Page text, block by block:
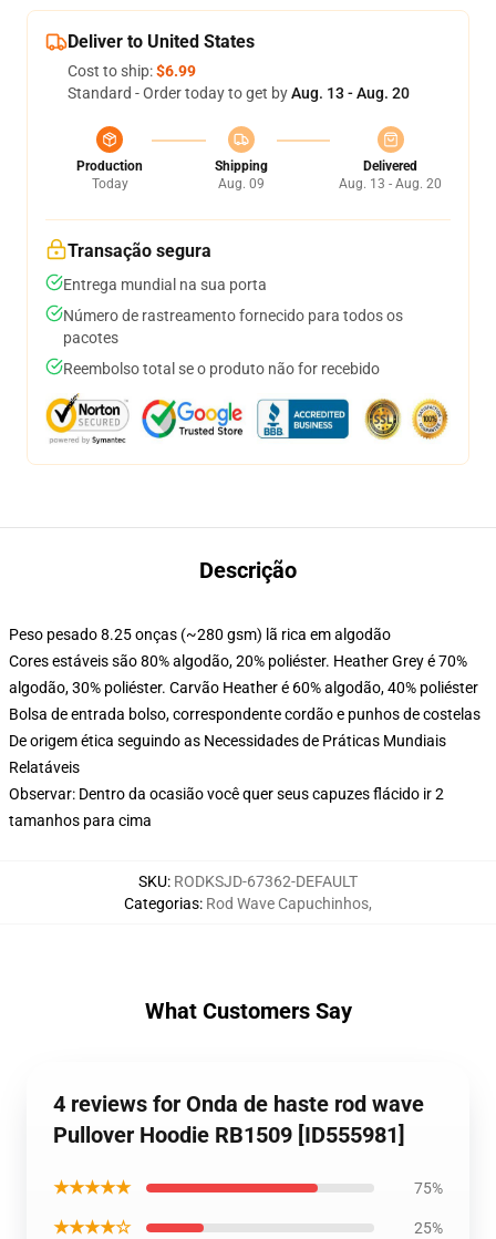
Deliver to United States
Cost to ship:$6.99
Standard - Order today to get byAug. 13 - Aug. 20
Production
Today
Shipping
Aug. 09
Delivered
Aug. 13 - Aug. 20
Transação segura
Entrega mundial na sua porta
Número de rastreamento fornecido para todos os
pacotes
Reembolso total se o produto não for recebido
Descrição
Peso pesado 8.25 onças (~280 gsm) lã rica em algodão
Cores estáveis são 80% algodão, 20% poliéster. Heather Grey é 70%
algodão, 30% poliéster. Carvão Heather é 60% algodão, 40% poliéster
Bolsa de entrada bolso, correspondente cordão e punhos de costelas
De origem ética seguindo as Necessidades de Práticas Mundiais
Relatáveis
Observar: Dentro da ocasião você quer seus capuzes flácido ir 2
tamanhos para cima
SKU: RODKSJD-67362-DEFAULT
Categorias: Rod Wave Capuchinhos,
What Customers Say
4 reviews for Onda de haste rod wave
Pullover Hoodie RB1509 [ID555981]
★★★★★ 75%
★★★★☆ 25%